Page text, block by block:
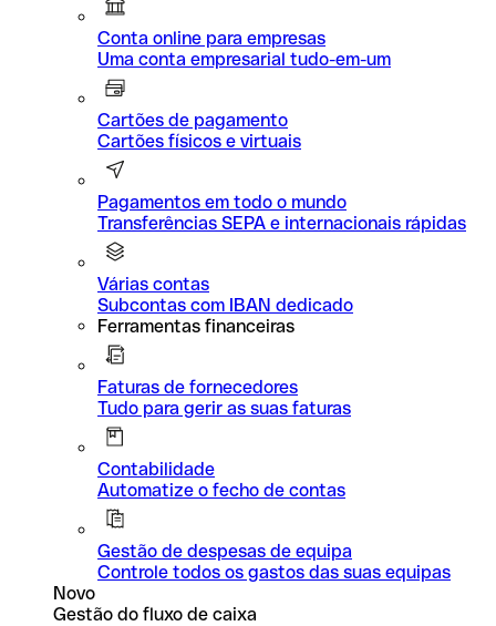
Conta online para empresas
Uma conta empresarial tudo-em-um
Cartões de pagamento
Cartões físicos e virtuais
Pagamentos em todo o mundo
Transferências SEPA e internacionais rápidas
Várias contas
Subcontas com IBAN dedicado
Ferramentas financeiras
Faturas de fornecedores
Tudo para gerir as suas faturas
Contabilidade
Automatize o fecho de contas
Gestão de despesas de equipa
Controle todos os gastos das suas equipas
Novo
Gestão do fluxo de caixa